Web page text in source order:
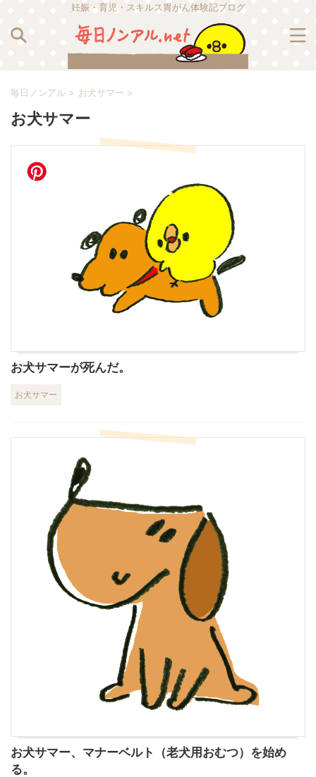
妊娠・育児・スキルス胃がん体験記ブログ
毎日ノンアル > お犬サマー >
お犬サマー
お犬サマーが死んだ。
お犬サマー
お犬サマー、マナーベルト（老犬用おむつ）を始め
る。